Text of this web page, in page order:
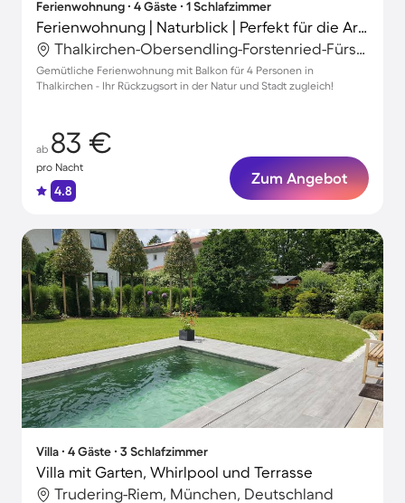
Ferienwohnung ∙ 4 Gäste ∙ 1 Schlafzimmer
Ferienwohnung | Naturblick | Perfekt für die Arbeit von Zuhause
Thalkirchen-Obersendling-Forstenried-Fürstenried-Solln, München, Deutschland
Gemütliche Ferienwohnung mit Balkon für 4 Personen in
Thalkirchen - Ihr Rückzugsort in der Natur und Stadt zugleich!
ab 83 €
pro Nacht
4.8
Zum Angebot
Villa ∙ 4 Gäste ∙ 3 Schlafzimmer
Villa mit Garten, Whirlpool und Terrasse
Trudering-Riem, München, Deutschland